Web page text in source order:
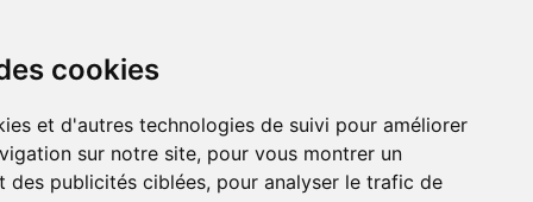
cookies
et d'autres technologies de suivi pour améliorer
sur notre site, pour vous montrer un
des publicités ciblées, pour analyser le trafic de